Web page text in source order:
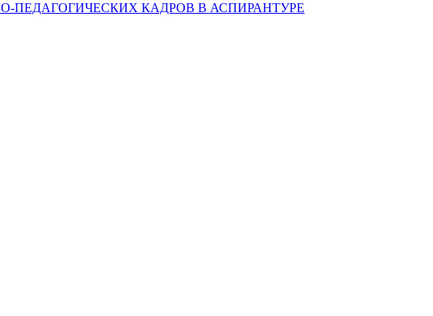
КАДРОВ В АСПИРАНТУРЕ